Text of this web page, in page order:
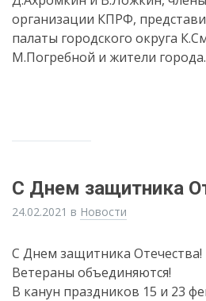
организации КПРФ,
палаты городского округа
М.Погребной и жители города.
С Днем защитника
24.02.2021 в Новости
С Днем защитника Отечества!
Ветераны объединяются!
В канун праздников 15 и 23